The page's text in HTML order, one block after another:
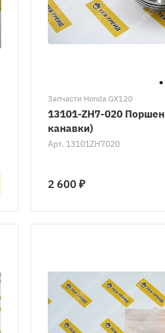
Запчасти Honda GX120
13101-ZH7-020
канавки)
Арт. 13101ZH7020
2 600 ₽